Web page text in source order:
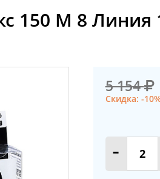
150 M 8
5 154
Скидка: -
-